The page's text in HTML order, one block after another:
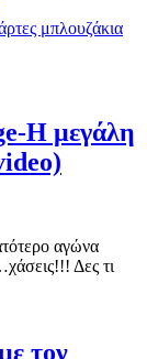
μπλουζάκια
Η μεγάλη
αγώνα
Δες τι
τον